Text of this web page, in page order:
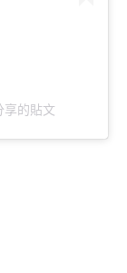
享的貼文